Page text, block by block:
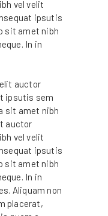
vel velit
ipsutis
sit amet nibh
In in
auctor
ipsutis sem
sit amet nibh
auctor
vel velit
ipsutis
sit amet nibh
In in
Aliquam non
placerat,